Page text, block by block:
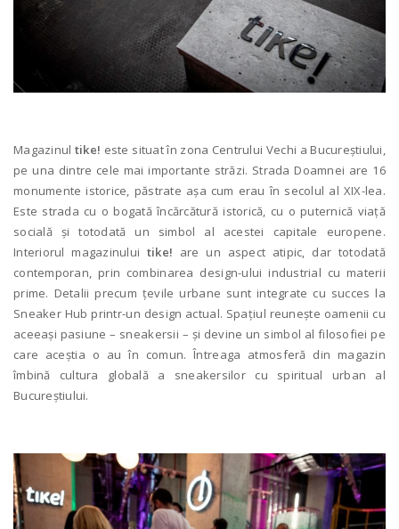
Magazinul tike! este situat în zona Centrului Vechi a Bucureștiului,
pe una dintre cele mai importante străzi. Strada Doamnei are 16
monumente istorice, păstrate așa cum erau în secolul al XIX-lea.
Este strada cu o bogată încărcătură istorică, cu o puternică viață
socială și totodată un simbol al acestei capitale europene.
Interiorul magazinului tike! are un aspect atipic, dar totodată
contemporan, prin combinarea design-ului industrial cu materii
prime. Detalii precum țevile urbane sunt integrate cu succes la
Sneaker Hub printr-un design actual. Spațiul reunește oamenii cu
aceeași pasiune – sneakersii – și devine un simbol al filosofiei pe
care aceștia o au în comun. Întreaga atmosferă din magazin
îmbină cultura globală a sneakersilor cu spiritual urban al
Bucureștiului.